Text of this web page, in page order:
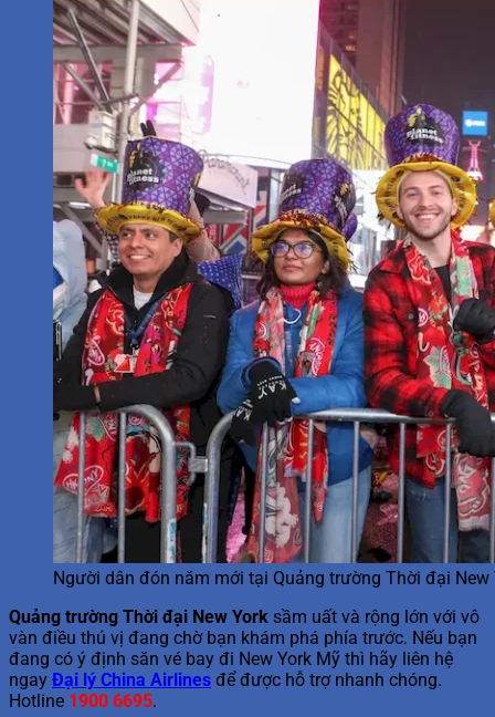
Người dân đón năm mới tại Quảng trường Thời đại New
Quảng trường Thời đại New York sầm uất và rộng lớn với vô
vàn điều thú vị đang chờ bạn khám phá phía trước. Nếu bạn
đang có ý định săn vé bay đi New York Mỹ thì hãy liên hệ
ngay Đại lý China Airlines để được hỗ trợ nhanh chóng.
Hotline 1900 6695.